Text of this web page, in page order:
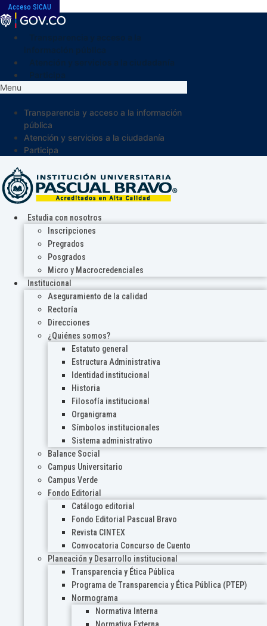
Acceso SICAU
Menu
Transparencia y acceso a la información
pública
Atención y servicios a la ciudadanía
Participa
Estudia con nosotros
Inscripciones
Pregrados
Posgrados
Micro y Macrocredenciales
Institucional
Aseguramiento de la calidad
Rectoría
Direcciones
¿Quiénes somos?
Estatuto general
Estructura Administrativa
Identidad institucional
Historia
Filosofía institucional
Organigrama
Símbolos institucionales
Sistema administrativo
Balance Social
Campus Universitario
Campus Verde
Fondo Editorial
Catálogo editorial
Fondo Editorial Pascual Bravo
Revista CINTEX
Convocatoria Concurso de Cuento
Planeación y Desarrollo institucional
Transparencia y Ética Pública
Programa de Transparencia y Ética Pública (PTEP)
Normograma
Normativa Interna